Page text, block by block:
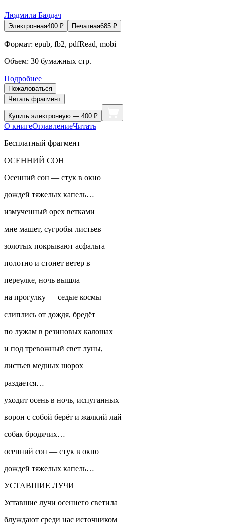
Людмила Балдач
Электронная400 ₽ Печатная685 ₽
Формат: epub, fb2, pdfRead, mobi
Объем: 30 бумажных стр.
Подробнее
Пожаловаться
Читать фрагмент
Купить электронную — 400 ₽
О книгеОглавлениеЧитать
Бесплатный фрагмент
ОСЕННИЙ СОН
Осенний сон — стук в окно
дождей тяжелых капель…
измученный орех ветками
мне машет, сугробы листьев
золотых покрывают асфальта
полотно и стонет ветер в
переулке, ночь вышла
на прогулку — седые космы
слиплись от дождя, бредёт
по лужам в резиновых калошах
и под тревожный свет луны,
листьев медных шорох
раздается…
уходит осень в ночь, испуганных
ворон с собой берёт и жалкий лай
собак бродячих…
осенний сон — стук в окно
дождей тяжелых капель…
УСТАВШИЕ ЛУЧИ
Уставшие лучи осеннего светила
блуждают среди нас источником